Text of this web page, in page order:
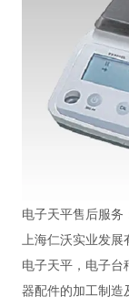
电子天平售后服务
上海仁沃实业发
电子天平，电子台
器配件的加工制造